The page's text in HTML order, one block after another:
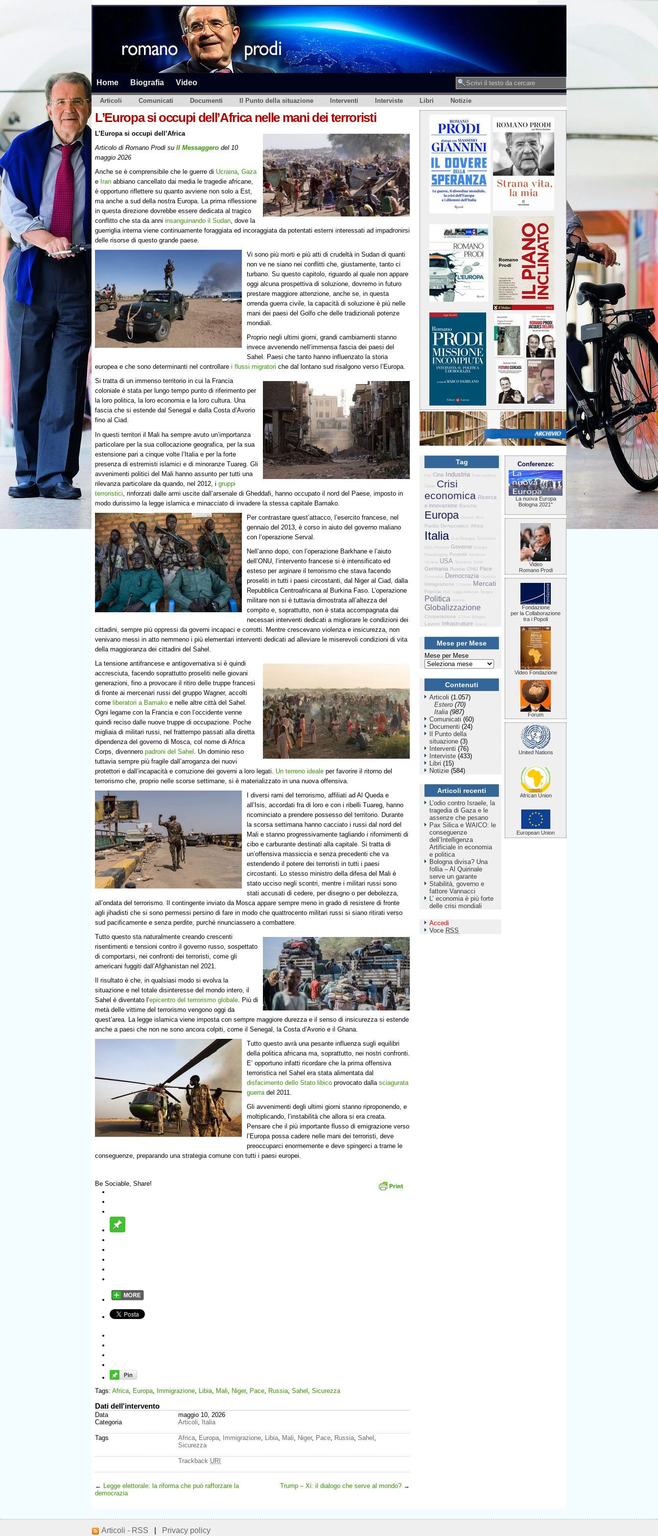
Home Biografia Video
Articoli Comunicati Documenti Il Punto della situazione Interventi Interviste Libri Notizie
L’Europa si occupi dell’Africa nelle mani dei terroristi
L’Europa si occupi dell’Africa
Articolo di Romano Prodi su Il Messaggero del 10
maggio 2026
Anche se è comprensibile che le guerre di Ucraina, Gaza
e Iran abbiano cancellato dai media le tragedie africane,
è opportuno riflettere su quanto avviene non solo a Est,
ma anche a sud della nostra Europa. La prima riflessione
in questa direzione dovrebbe essere dedicata al tragico
conflitto che sta da anni insanguinando il Sudan, dove la
guerriglia interna viene continuamente foraggiata ed incoraggiata da potentati esterni interessati ad impadronirsi
delle risorse di questo grande paese.
Vi sono più morti e più atti di crudeltà in Sudan di quanti
non ve ne siano nei conflitti che, giustamente, tanto ci
turbano. Su questo capitolo, riguardo al quale non appare
oggi alcuna prospettiva di soluzione, dovremo in futuro
prestare maggiore attenzione, anche se, in questa
orrenda guerra civile, la capacità di soluzione è più nelle
mani dei paesi del Golfo che delle tradizionali potenze
mondiali.
Proprio negli ultimi giorni, grandi cambiamenti stanno
invece avvenendo nell’immensa fascia dei paesi del
Sahel. Paesi che tanto hanno influenzato la storia
europea e che sono determinanti nel controllare i flussi migratori che dal lontano sud risalgono verso l’Europa.
Si tratta di un immenso territorio in cui la Francia
coloniale è stata per lungo tempo punto di riferimento per
la loro politica, la loro economia e la loro cultura. Una
fascia che si estende dal Senegal e dalla Costa d’Avorio
fino al Ciad.
In questi territori il Mali ha sempre avuto un’importanza
particolare per la sua collocazione geografica, per la sua
estensione pari a cinque volte l’Italia e per la forte
presenza di estremisti islamici e di minoranze Tuareg. Gli
avvenimenti politici del Mali hanno assunto per tutti una
rilevanza particolare da quando, nel 2012, i gruppi
terroristici , rinforzati dalle armi uscite dall’arsenale di Gheddafi, hanno occupato il nord del Paese, imposto in
modo durissimo la legge islamica e minacciato di invadere la stessa capitale Bamako.
Per contrastare quest’attacco, l’esercito francese, nel
gennaio del 2013, è corso in aiuto del governo maliano
con l’operazione Serval.
Nell’anno dopo, con l’operazione Barkhane e l’aiuto
dell’ONU, l’intervento francese si è intensificato ed
esteso per arginare il terrorismo che stava facendo
proseliti in tutti i paesi circostanti, dal Niger al Ciad, dalla
Repubblica Centroafricana al Burkina Faso. L’operazione
militare non si è tuttavia dimostrata all’altezza del
compito e, soprattutto, non è stata accompagnata dai
necessari interventi dedicati a migliorare le condizioni dei
cittadini, sempre più oppressi da governi incapaci e corrotti. Mentre crescevano violenza e insicurezza, non
venivano messi in atto nemmeno i più elementari interventi dedicati ad alleviare le miserevoli condizioni di vita
della maggioranza dei cittadini del Sahel.
La tensione antifrancese e antigovernativa si è quindi
accresciuta, facendo soprattutto proseliti nelle giovani
generazioni, fino a provocare il ritiro delle truppe francesi
di fronte ai mercenari russi del gruppo Wagner, accolti
come liberatori a Bamako e nelle altre città del Sahel.
Ogni legame con la Francia e con l’occidente venne
quindi reciso dalle nuove truppe di occupazione. Poche
migliaia di militari russi, nel frattempo passati alla diretta
dipendenza del governo di Mosca, col nome di Africa
Corps, divennero padroni del Sahel
. Un dominio reso
tuttavia sempre più fragile dall’arroganza dei nuovi
protettori e dall’incapacità e corruzione dei governi a loro legati. Un terreno ideale per favorire il ritorno del
terrorismo che, proprio nelle scorse settimane, si è materializzato in una nuova offensiva.
I diversi rami del terrorismo, affiliati ad Al Queda e
all’Isis, accordati fra di loro e con i ribelli Tuareg, hanno
ricominciato a prendere possesso del territorio. Durante
la scorsa settimana hanno cacciato i russi dal nord del
Mali e stanno progressivamente tagliando i rifornimenti di
cibo e carburante destinati alla capitale. Si tratta di
un’offensiva massiccia e senza precedenti che va
estendendo il potere dei terroristi in tutti i paesi
circostanti. Lo stesso ministro della difesa del Mali è
stato ucciso negli scontri, mentre i militari russi sono
stati accusati di cedere, per disegno o per debolezza,
all’ondata del terrorismo. Il contingente inviato da Mosca appare sempre meno in grado di resistere di fronte
agli jihadisti che si sono permessi persino di fare in modo che quattrocento militari russi si siano ritirati verso
sud pacificamente e senza perdite, purché rinunciassero a combattere.
Tutto questo sta naturalmente creando crescenti
risentimenti e tensioni contro il governo russo, sospettato
di comportarsi, nei confronti dei terroristi, come gli
americani fuggiti dall’Afghanistan nel 2021.
Il risultato è che, in qualsiasi modo si evolva la
situazione e nel totale disinteresse del mondo intero, il
Sahel è diventato l’epicentro del terrorismo globale. Più di
metà delle vittime del terrorismo vengono oggi da
quest’area. La legge islamica viene imposta con sempre maggiore durezza e il senso di insicurezza si estende
anche a paesi che non ne sono ancora colpiti, come il Senegal, la Costa d’Avorio e il Ghana.
Tutto questo avrà una pesante influenza sugli equilibri
della politica africana ma, soprattutto, nei nostri confronti.
E’ opportuno infatti ricordare che la prima offensiva
terroristica nel Sahel era stata alimentata dal
disfacimento dello Stato libico provocato dalla sciagurata
guerradel 2011.
Gli avvenimenti degli ultimi giorni stanno riproponendo, e
moltiplicando, l’instabilità che allora si era creata.
Pensare che il più importante flusso di emigrazione verso
l’Europa possa cadere nelle mani dei terroristi, deve
preoccuparci enormemente e deve spingerci a trarne le
conseguenze, preparando una strategia comune con tutti i paesi europei.
Be Sociable, Share!
Tags: Africa Europa Immigrazione Libia Mali Niger, Pace Russia Sahel Sicurezza
Dati dell'intervento
Data
Categoria
maggio 10, 2026
Articoli
Italia
Tags Africa Europa Immigrazione Libia Mali Niger, Pace Russia Sahel
Sicurezza
Trackback URI
← Legge elettorale: la riforma che può rafforzare la
democrazia
Trump – Xi: il dialogo che serve al mondo? →
Tag
Iran Cina Industria Fede e politica
Salute Crisi
economica Ricerca
e innovazione Banche
Europa Giovani Siria
Partito Democratico Africa
Italia Gran Bretagna
Terrorismo
Libia
Primarie Governo
Energia
Peacekeeping Povertà
Istruzione
Ucraina USA Sicurezza Sahel
Germania Russia ONU Pace
Criminalità Democrazia Giustizia
Immigrazione L'Unione Mercati
Francia Mali Legge elettorale Spagna
Politica Internet
Globalizzazione
Cooperazione L'Ulivo Bologna
Lavoro Infrastrutture Grecia
Mese per Mese
Mese per Mese
Contenuti
Articoli (1.057)
Estero (70)
Italia (987)
Comunicati (60)
Documenti (24)
Il Punto della
situazione (3)
Interventi (76)
Interviste (433)
Libri (15)
Notizie (584)
Articoli recenti
L’odio contro Israele, la
tragedia di Gaza e le
assenze che pesano
Pax Silica e WAICO: le
conseguenze
dell’Intelligenza
Artificiale in economia
e politica
Bologna divisa? Una
follia – Al Quirinale
serve un garante
Stabilità, governo e
fattore Vannacci
L’ economia è più forte
delle crisi mondiali
Accedi
Voce RSS
Conferenze:
La nuova Europa
Bologna 2021"
Video
Romano Prodi
Fondazione
per la Collaborazione
tra i Popoli
Video Fondazione
Forum
United Nations
African Union
European Union
Articoli - RSS Privacy policy